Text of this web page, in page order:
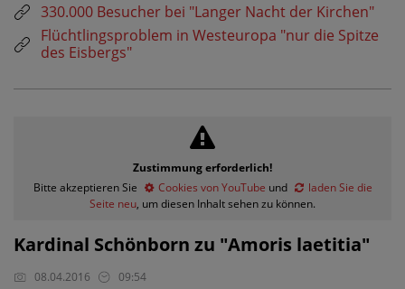
330.000 Besucher bei "Langer Nacht der Kirchen"
Flüchtlingsproblem in Westeuropa "nur die Spitze
des Eisbergs"
Zustimmung erforderlich!
Bitte akzeptieren Sie
Cookies von YouTube und
laden Sie die
Seite neu, um diesen Inhalt sehen zu können.
Kardinal Schönborn zu "Amoris laetitia"
08.04.2016 09:54